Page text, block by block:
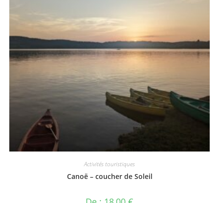
Activités touristiques
Canoë – coucher de Soleil